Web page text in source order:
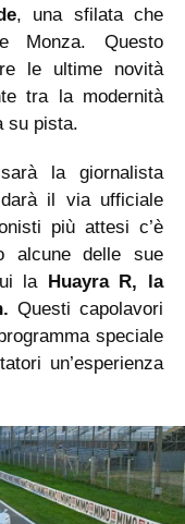
, una sfilata che
Monza. Questo
le ultime novità
tra la modernità
su pista.
la giornalista
il via ufficiale
più attesi c’è
alcune delle sue
la
Huayra R, la
Questi capolavori
speciale
un’esperienza